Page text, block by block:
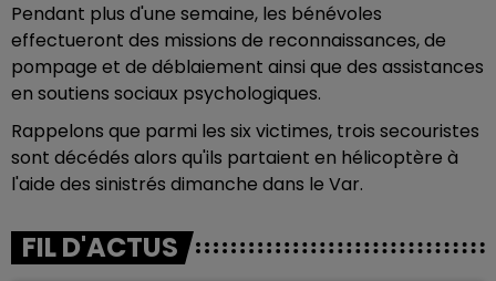
Pendant plus d'une semaine, les bénévoles
effectueront des missions de reconnaissances, de
pompage et de déblaiement ainsi que des assistances
en soutiens sociaux psychologiques.
Rappelons que parmi les six victimes, trois secouristes
sont décédés alors qu'ils partaient en hélicoptère à
l'aide des sinistrés dimanche dans le Var.
FIL D'ACTUS